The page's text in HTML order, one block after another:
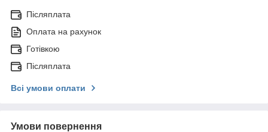
Післяплата
Оплата на рахунок
Готівкою
Післяплата
Всі умови оплати
Умови повернення